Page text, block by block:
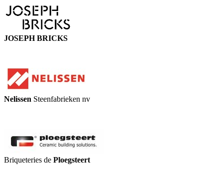
JOSEPH BRICKS
Nelissen Steenfabrieken nv
Briqueteries de Ploegsteert